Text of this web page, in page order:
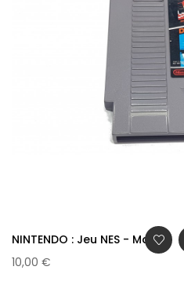
NINTENDO : Jeu NES - Mario...
10,00 €